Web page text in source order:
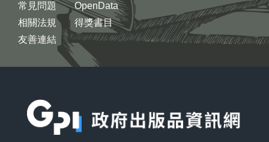
常見問題
相關法規
友善連結
OpenData
得獎書目